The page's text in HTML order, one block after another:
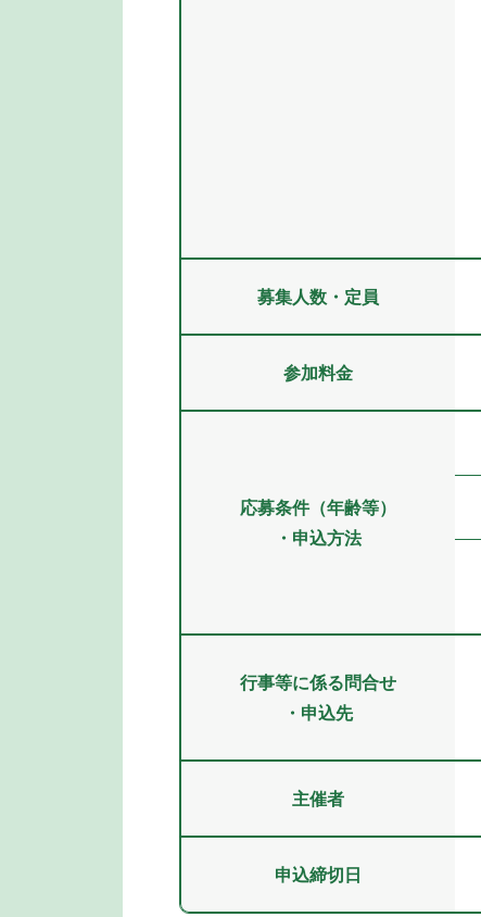
募集人数・定員
参加料金
応募条件（年齢等）
・申込方法
行事等に係る問合せ
・申込先
主催者
申込締切日